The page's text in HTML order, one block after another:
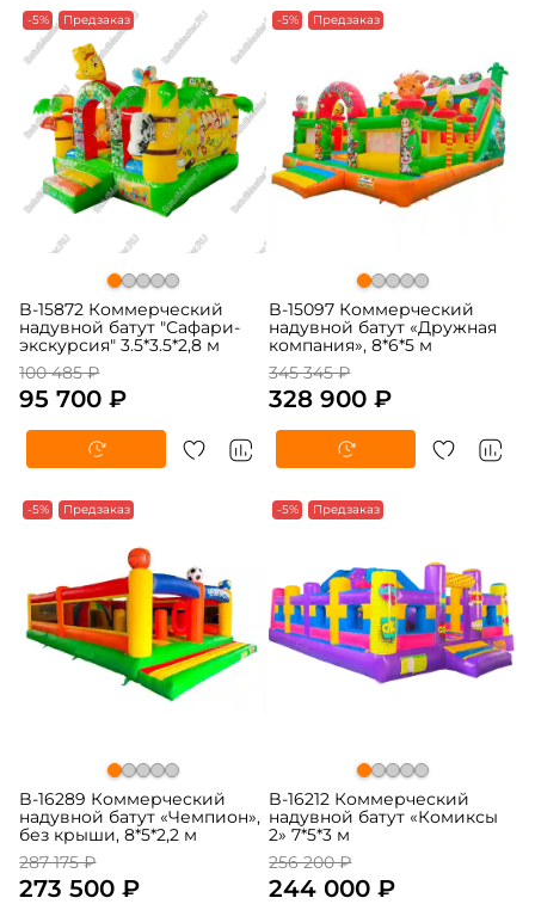
-5% Предзаказ
B-15872 Коммерческий
надувной батут "Сафари-
экскурсия" 3.5*3.5*2,8 м
100 485 ₽
95 700 ₽
-5% Предзаказ
B-15097 Коммерческий
надувной батут «Дружная
компания», 8*6*5 м
345 345 ₽
328 900 ₽
-5% Предзаказ
B-16289 Коммерческий
надувной батут «Чемпион»,
без крыши, 8*5*2,2 м
287 175 ₽
273 500 ₽
-5% Предзаказ
B-16212 Коммерческий
надувной батут «Комиксы
2» 7*5*3 м
256 200 ₽
244 000 ₽